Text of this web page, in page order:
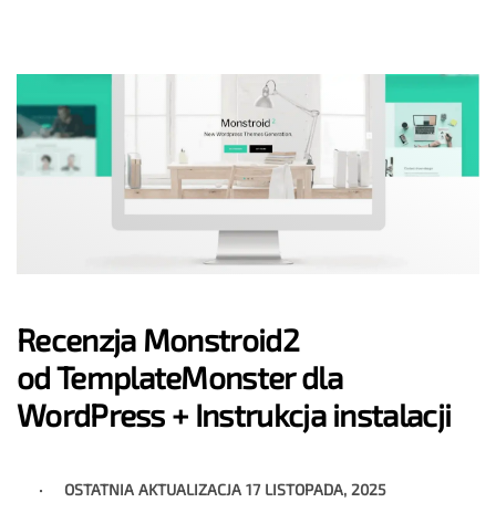
Recenzja Monstroid2
od TemplateMonster dla
WordPress + Instrukcja instalacji
OSTATNIA AKTUALIZACJA17 LISTOPADA, 2025